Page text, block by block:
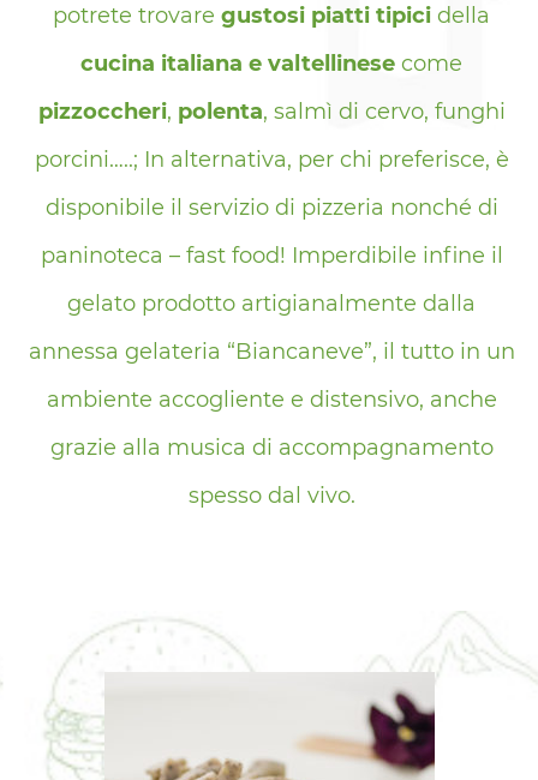
potrete trovaregustosi piatti tipici della
cucina italiana e valtellinese come
pizzoccheri, polenta, salmì di cervo, funghi
porcini…..; In alternativa, per chi preferisce, è
disponibile il servizio di pizzeria nonché di
paninoteca – fast food! Imperdibile infine il
gelato prodotto artigianalmente dalla
annessa gelateria “Biancaneve”, il tutto in un
ambiente accogliente e distensivo, anche
grazie alla musica di accompagnamento
spesso dal vivo.